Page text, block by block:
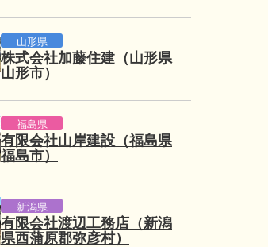
山形県
株式会社加藤住建（山形県
山形市）
福島県
有限会社山岸建設（福島県
福島市）
新潟県
有限会社渡辺工務店（新潟
県西蒲原郡弥彦村）